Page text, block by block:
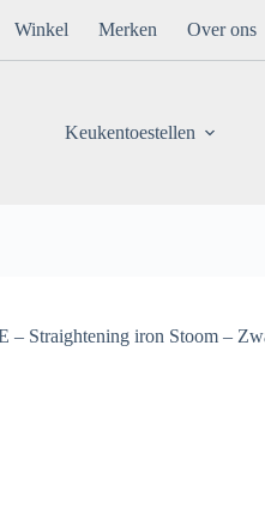
Winkel Merken Over ons
Keukentoestellen
– Straightening iron Stoom –